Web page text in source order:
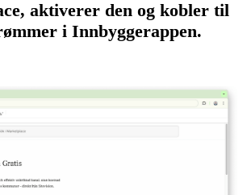
aktiverer den og kobler til
i Innbyggerappen.